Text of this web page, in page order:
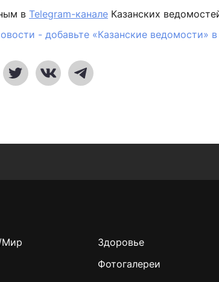
в Telegram-канале Казанских
- добавьте «Казанские ведомости»
Мир
Здоровье
Фотогалереи